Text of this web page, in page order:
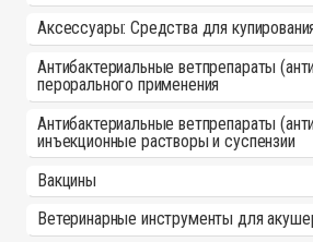
Аксессуары: Средства для
Антибактериальные ветпрепараты
перорального применения
Антибактериальные ветпрепараты
инъекционные растворы и суспензии
Вакцины
Ветеринарные инструменты для